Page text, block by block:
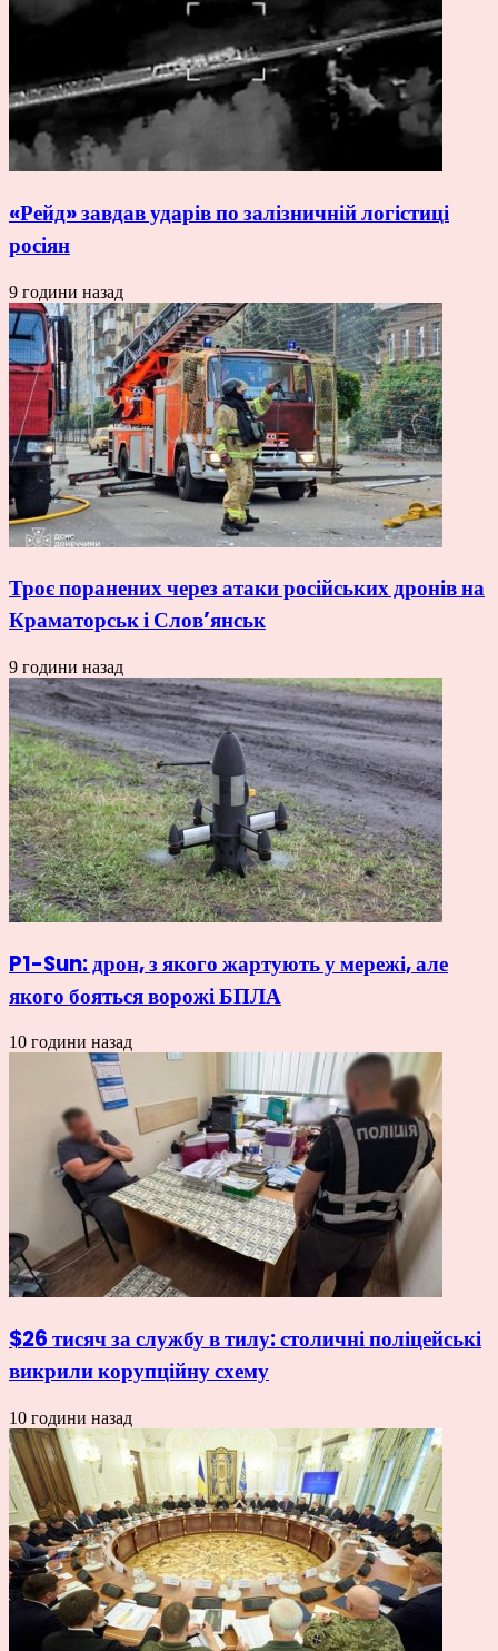
«Рейд» завдав ударів по залізничній логістиці
росіян
9 години назад
Троє поранених через атаки російських дронів на
Краматорськ і Слов’янськ
9 години назад
P1-Sun: дрон, з якого жартують у мережі, але
якого бояться ворожі БПЛА
10 години назад
$26 тисяч за службу в тилу: столичні поліцейські
викрили корупційну схему
10 години назад